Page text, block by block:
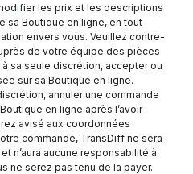
les prix et les descriptions
sa Boutique en ligne, en tout
envers vous. Veuillez contre-
de votre équipe des pièces
sa seule discrétion, accepter ou
sur sa Boutique en ligne.
annuler une commande
en ligne après l’avoir
avisé aux coordonnées
commande, TransDiff ne sera
n’aura aucune responsabilité à
ne serez pas tenu de la payer.